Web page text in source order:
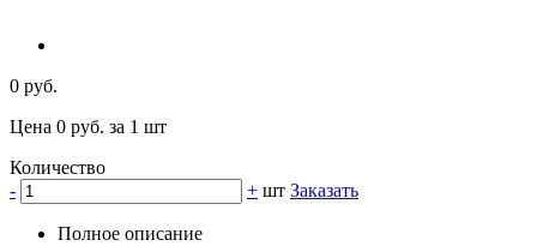
0 руб.
Цена 0 руб. за 1 шт
Количество
-
+ шт Заказать
Полное описание